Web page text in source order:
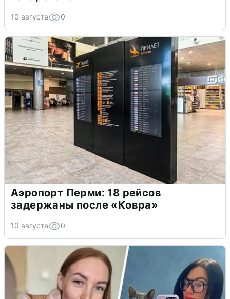
10 августа 0
Аэропорт Перми: 18 рейсов
задержаны после «Ковра»
10 августа 0